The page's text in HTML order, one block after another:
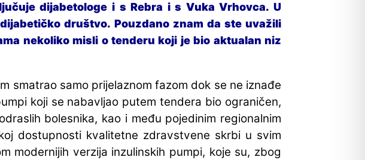
dijabetologe i s Rebra i s Vuka Vrhovca. U
društvo. Pouzdano znam da ste uvažili
nekoliko misli o tenderu koji je bio aktualan niz
smatrao samo prijelaznom fazom dok se ne iznađe
koji se nabavljao putem tendera bio ograničen,
bolesnika, kao i među pojedinim regionalnim
dostupnosti kvalitetne zdravstvene skrbi u svim
modernijih verzija inzulinskih pumpi, koje su, zbog